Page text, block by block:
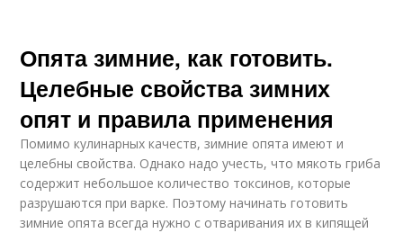
Опята зимние, как готовить.
Целебные свойства зимних
опят и правила применения
Помимо кулинарных качеств, зимние опята имеют и
целебны свойства. Однако надо учесть, что мякоть гриба
содержит небольшое количество токсинов, которые
разрушаются при варке. Поэтому начинать готовить
зимние опята всегда нужно с отваривания их в кипящей